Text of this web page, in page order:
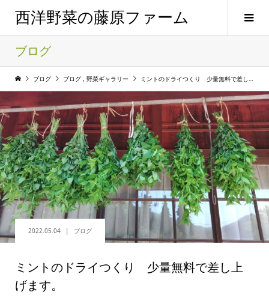
西洋野菜の藤原ファーム
ブログ
ブログ ブログ , 野菜ギャラリー ミントのドライつくり 少量無料で差し上げます。
2022.05.04 ブログ
ミントのドライつくり 少量無料で差し上
げます。